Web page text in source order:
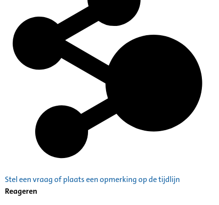
Stel een vraag of plaats een opmerking op de tijdlijn
Reageren